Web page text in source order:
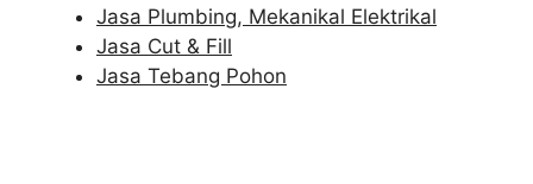
Jasa Plumbing, Mekanikal Elektrikal
Jasa Cut & Fill
Jasa Tebang Pohon